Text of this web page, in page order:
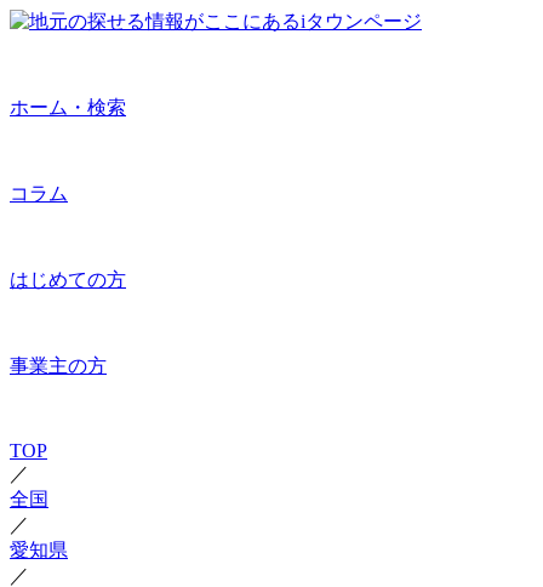
ホーム・検索
コラム
はじめての方
事業主の方
TOP
／
全国
／
愛知県
／